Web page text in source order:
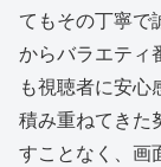
てもその丁寧で
からバラエティ
も視聴者に安心
積み重ねてきた
すことなく、画